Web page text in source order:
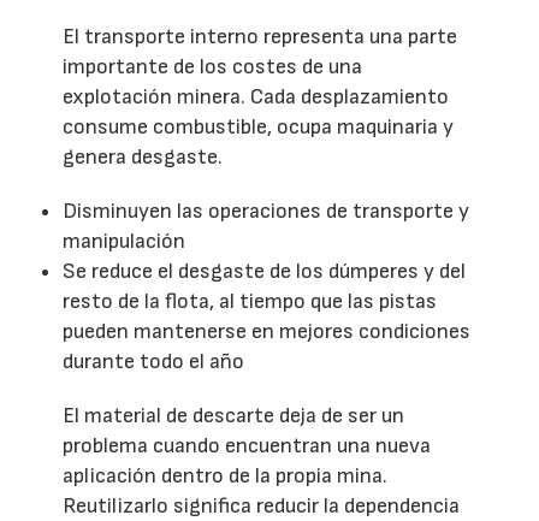
El transporte interno representa una parte
importante de los costes de una
explotación minera. Cada desplazamiento
consume combustible, ocupa maquinaria y
genera desgaste.
Disminuyen las operaciones de transporte y
manipulación
Se reduce el desgaste de los dúmperes y del
resto de la flota, al tiempo que las pistas
pueden mantenerse en mejores condiciones
durante todo el año
El material de descarte deja de ser un
problema cuando encuentran una nueva
aplicación dentro de la propia mina.
Reutilizarlo significa reducir la dependencia